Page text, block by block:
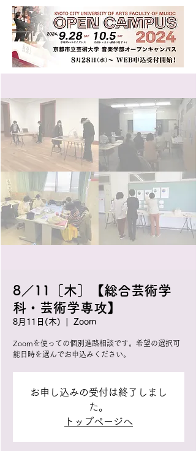
8／11［木］【総合芸術学
科・芸術学専攻】
8月11日(木) Zoom
Zoomを使っての個別進路相談です。希望の選択可
能日時を選んでお申込みください。
お申し込みの受付は終了しまし
た。
トップページへ